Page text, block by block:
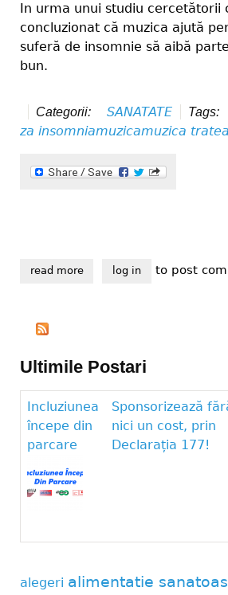
In urma unui studiu cercetătorii
concluzionat că muzica ajută
suferă de insomnie să aibă
bun.
Categorii: SANATATE Tags:
za insomniamuzicamuzica
read moreabout trateaza-ti insomnia
log in to post
Ultimile Postari
Incluziunea
începe din
parcare
Sponsorizează
nici un cost, prin
Declarația 177!
alegeri alimentatie